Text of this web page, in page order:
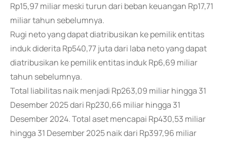
Rp15,97 miliar meski turun dari beban keuangan Rp17,71
miliar tahun sebelumnya.
Rugi neto yang dapat diatribusikan ke pemilik entitas
induk diderita Rp540,77 juta dari laba neto yang dapat
diatribusikan ke pemilik entitas induk Rp6,69 miliar
tahun sebelumnya.
Total liabilitas naik menjadi Rp263,09 miliar hingga 31
Desember 2025 dari Rp230,66 miliar hingga 31
Desember 2024. Total aset mencapai Rp430,53 miliar
hingga 31 Desember 2025 naik dari Rp397,96 miliar